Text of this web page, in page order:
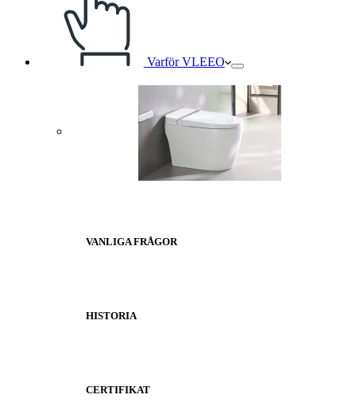
Varför VLEEO
VANLIGA FRÅGOR
HISTORIA
CERTIFIKAT